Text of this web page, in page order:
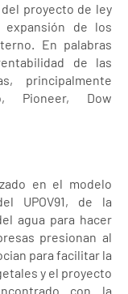
del proyecto de ley
de los
En palabras
de las
principalmente
Pioneer, Dow
en el modelo
UPOV91, de la
agua para hacer
presionan al
para facilitar la
y el proyecto
con la